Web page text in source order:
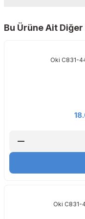
Bu Ürüne Ait Diğer
Oki C831-
Oki C831-